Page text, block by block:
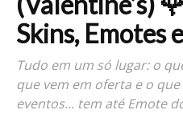
Skins, Emotes
Tudo em um só lugar: o
que vem em oferta e o
eventos... tem até Emote